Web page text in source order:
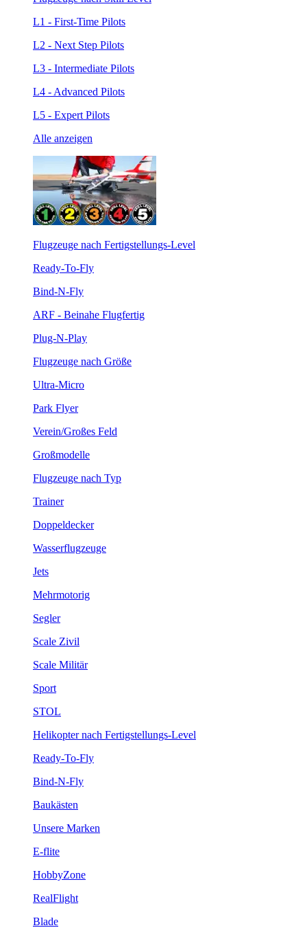
L1 - First-Time Pilots
L2 - Next Step Pilots
L3 - Intermediate Pilots
L4 - Advanced Pilots
L5 - Expert Pilots
Alle anzeigen
Flugzeuge nach Fertigstellungs-Level
Ready-To-Fly
Bind-N-Fly
ARF - Beinahe Flugfertig
Plug-N-Play
Flugzeuge nach Größe
Ultra-Micro
Park Flyer
Verein/Großes Feld
Großmodelle
Flugzeuge nach Typ
Trainer
Doppeldecker
Wasserflugzeuge
Jets
Mehrmotorig
Segler
Scale Zivil
Scale Militär
Sport
STOL
Helikopter nach Fertigstellungs-Level
Ready-To-Fly
Bind-N-Fly
Baukästen
Unsere Marken
E-flite
HobbyZone
RealFlight
Blade